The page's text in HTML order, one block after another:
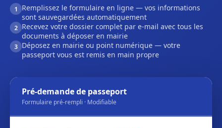
1
Remplissez le formulaire en ligne — vos informations
sont sauvegardées automatiquement
2 Recevez votre dossier complet par e-mail avec tous les
documents à déposer en mairie
3 Déposez en mairie ou point numérique — votre
passeport vous est remis en main propre
Pré-demande de passeport
Formulaire pré-rempli · Modifiable